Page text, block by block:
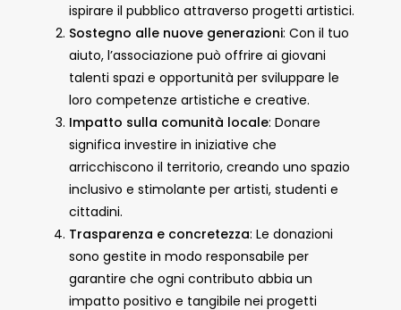
ispirare il pubblico attraverso progetti artistici.
Sostegno alle nuove generazioni: Con il tuo
aiuto, l’associazione può offrire ai giovani
talenti spazi e opportunità per sviluppare le
loro competenze artistiche e creative.
Impatto sulla comunità locale: Donare
significa investire in iniziative che
arricchiscono il territorio, creando uno spazio
inclusivo e stimolante per artisti, studenti e
cittadini.
Trasparenza e concretezza: Le donazioni
sono gestite in modo responsabile per
garantire che ogni contributo abbia un
impatto positivo e tangibile nei progetti